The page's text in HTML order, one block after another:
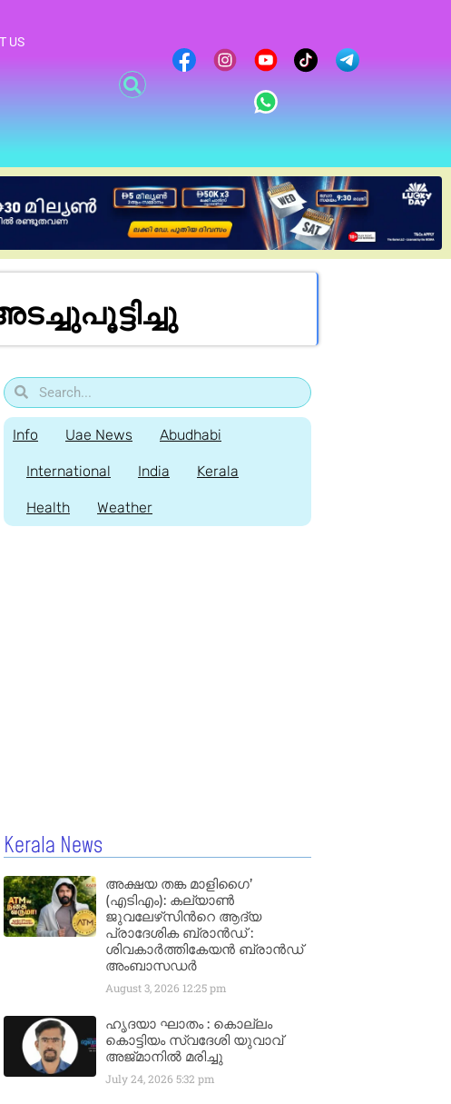
US
Info Uae News Abudhabi
International India Kerala
Health Weather
Kerala News
അക്ഷയ തങ്ക മാളിഗൈ’
(എടിഎം): കല്യാണ്‍
ജുവലേഴ്‌സിന്‍റെ ആദ്യ
പ്രാദേശിക ബ്രാന്‍ഡ് :
ശിവകാര്‍ത്തികേയന്‍ ബ്രാന്‍ഡ്
അംബാസഡര്‍
August 3, 2026 12:25 pm
ഹൃദയാ ഘാതം : കൊല്ലം
കൊട്ടിയം സ്വദേശി യുവാവ്
അജ്മാനിൽ മരിച്ചു
July 24, 2026 5:32 pm